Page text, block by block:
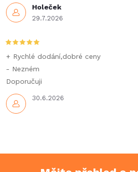
r
k
y
v
ý
i
Holeček
29.7.2026
30.6.2026
+ Rychlé dodání,dobré ceny
- Nezném
Doporučuji